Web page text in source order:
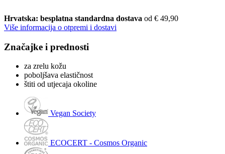
Hrvatska: besplatna standardna dostava od € 49,90
Više informacija o otpremi i dostavi
Značajke i prednosti
za zrelu kožu
poboljšava elastičnost
štiti od utjecaja okoline
Vegan Society
ECOCERT - Cosmos Organic